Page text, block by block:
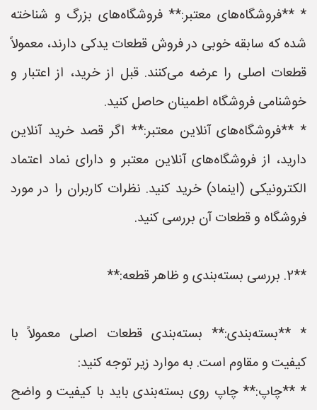
* **فروشگاه‌های معتبر:** فروشگاه‌های بزرگ و شناخته
شده که سابقه خوبی در فروش قطعات یدکی دارند، معمولاً
قطعات اصلی را عرضه می‌کنند. قبل از خرید، از اعتبار و
خوشنامی فروشگاه اطمینان حاصل کنید.
* **فروشگاه‌های آنلاین معتبر:** اگر قصد خرید آنلاین
دارید، از فروشگاه‌های آنلاین معتبر و دارای نماد اعتماد
الکترونیکی (اینماد) خرید کنید. نظرات کاربران را در مورد
فروشگاه و قطعات آن بررسی کنید.
**2. بررسی بسته‌بندی و ظاهر قطعه:**
* **بسته‌بندی:** بسته‌بندی قطعات اصلی معمولاً با
کیفیت و مقاوم است. به موارد زیر توجه کنید:
* **چاپ:** چاپ روی بسته‌بندی باید با کیفیت و واضح